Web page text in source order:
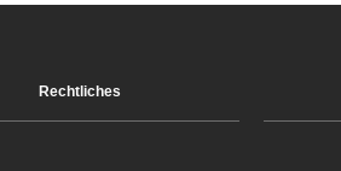
Rechtliches